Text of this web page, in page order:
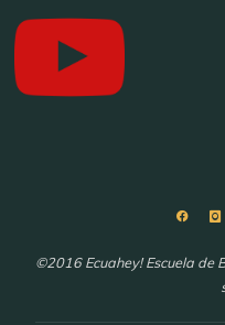
©2016 Ecuahey! Escuela de